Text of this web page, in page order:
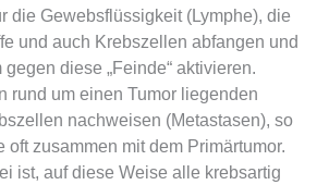
die Gewebsflüssigkeit (Lymphe), die
und auch Krebszellen abfangen und
diese „Feinde“ aktivieren.
rund um einen Tumor liegenden
nachweisen (Metastasen), so
oft zusammen mit dem Primärtumor.
ist, auf diese Weise alle krebsartig